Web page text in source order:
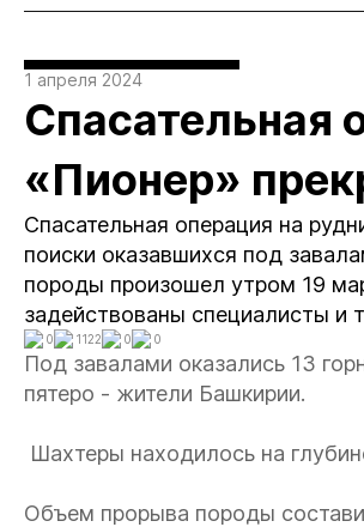
1 апреля 2024
Спасательная
«Пионер»
Спасательная операция на
поиски оказавшихся под
породы произошел утром 19
задействованы специалисты и
0 1122 0 0
Под завалами оказались 13
пятеро - жители Башкирии.
Шахтеры находилось на
Объем прорыва породы